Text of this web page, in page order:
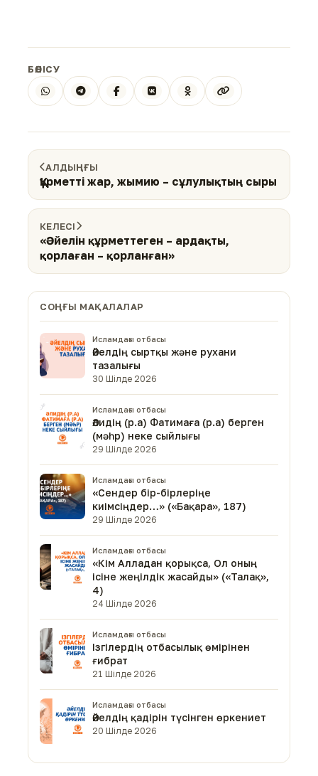
БӨЛІСУ
АЛДЫҢҒЫ
Құрметті жар, жымию – сұлулықтың сыры
КЕЛЕСІ
«Әйелін құрметтеген – ардақты,
қорлаған – қорланған»
СОҢҒЫ МАҚАЛАЛАР
Исламдағы отбасы
Әйелдің сыртқы және рухани
тазалығы
30 Шілде 2026
Исламдағы отбасы
Әлидің (р.а) Фатимаға (р.а) берген
(мәһр) неке сыйлығы
29 Шілде 2026
Исламдағы отбасы
«Сендер бір-бірлеріңе
киімсіңдер…» («Бақара», 187)
29 Шілде 2026
Исламдағы отбасы
«Кім Алладан қорықса, Ол оның
ісіне жеңілдік жасайды» («Талақ»,
4)
24 Шілде 2026
Исламдағы отбасы
Ізгілердің отбасылық өмірінен
ғибрат
21 Шілде 2026
Исламдағы отбасы
Әйелдің қадірін түсінген өркениет
20 Шілде 2026